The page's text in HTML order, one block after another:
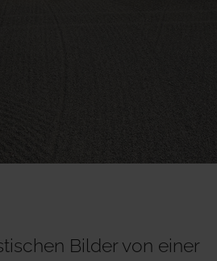
Bilder von einer